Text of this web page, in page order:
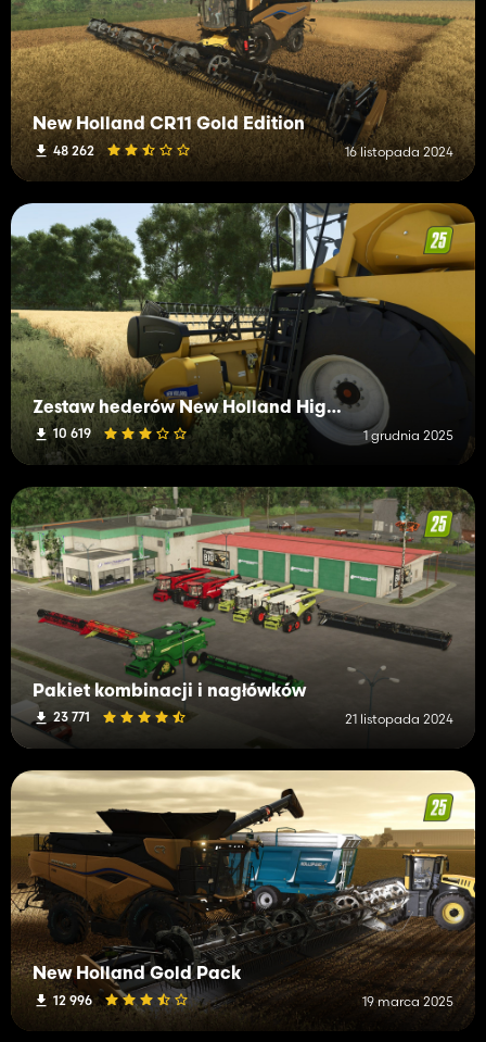
New Holland CR11 Gold Edition
48 262 16 listopada 2024
Zestaw hederów New Holland High Capacity 720CG
10 619 1 grudnia 2025
Pakiet kombinacji i nagłówków
23 771 21 listopada 2024
New Holland Gold Pack
12 996 19 marca 2025